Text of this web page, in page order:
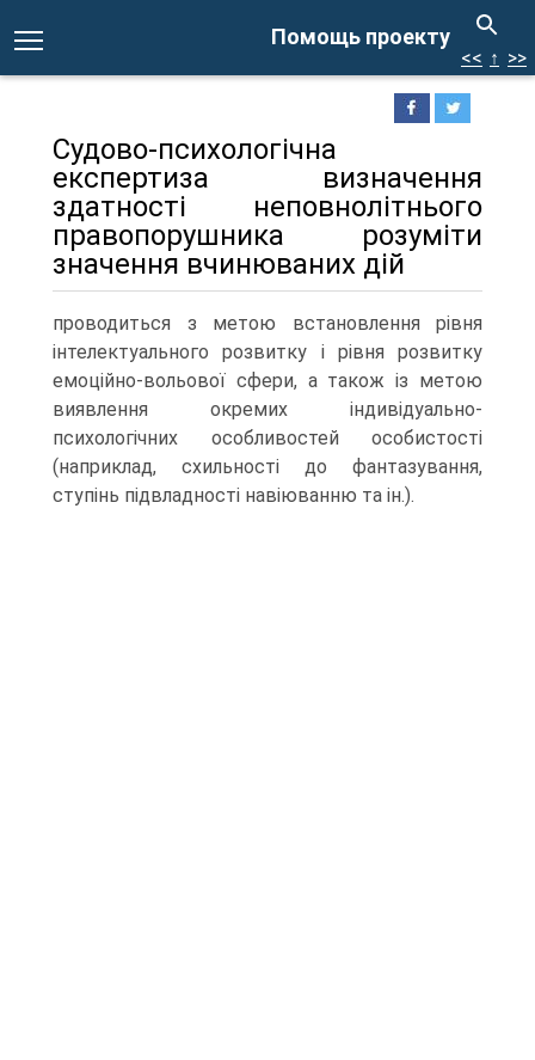
Помощь проекту
<< ↑ >>
Судово-психологічна
експертиза визначення
здатності неповнолітнього
правопорушника розуміти
значення вчинюваних дій
проводиться з метою встановлення рівня
інтелектуального розвитку і рівня розвитку
емоційно-вольової сфери, а також із метою
виявлення окремих індивідуально-
психологічних особливостей особистості
(наприклад, схильності до фантазування,
ступінь підвладності навіюванню та ін.).